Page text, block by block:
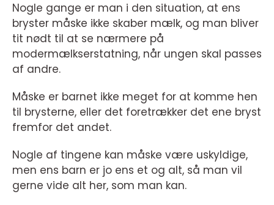
Nogle gange er man i den situation, at ens
bryster måske ikke skaber mælk, og man bliver
tit nødt til at se nærmere på
modermælkserstatning, når ungen skal passes
af andre.
Måske er barnet ikke meget for at komme hen
til brysterne, eller det foretrækker det ene bryst
fremfor det andet.
Nogle af tingene kan måske være uskyldige,
men ens barn er jo ens et og alt, så man vil
gerne vide alt her, som man kan.